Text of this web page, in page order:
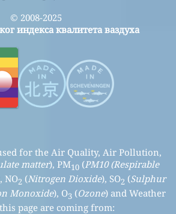
© 2008-2025
индекса квалитета ваздуха
for the Air Quality, Air Pollution,
matter), PM10 (PM10 (Respirable
NO2 (Nitrogen Dioxide), SO2 (Sulphur
Monoxide), O3 (Ozone) and Weather
page are coming from: